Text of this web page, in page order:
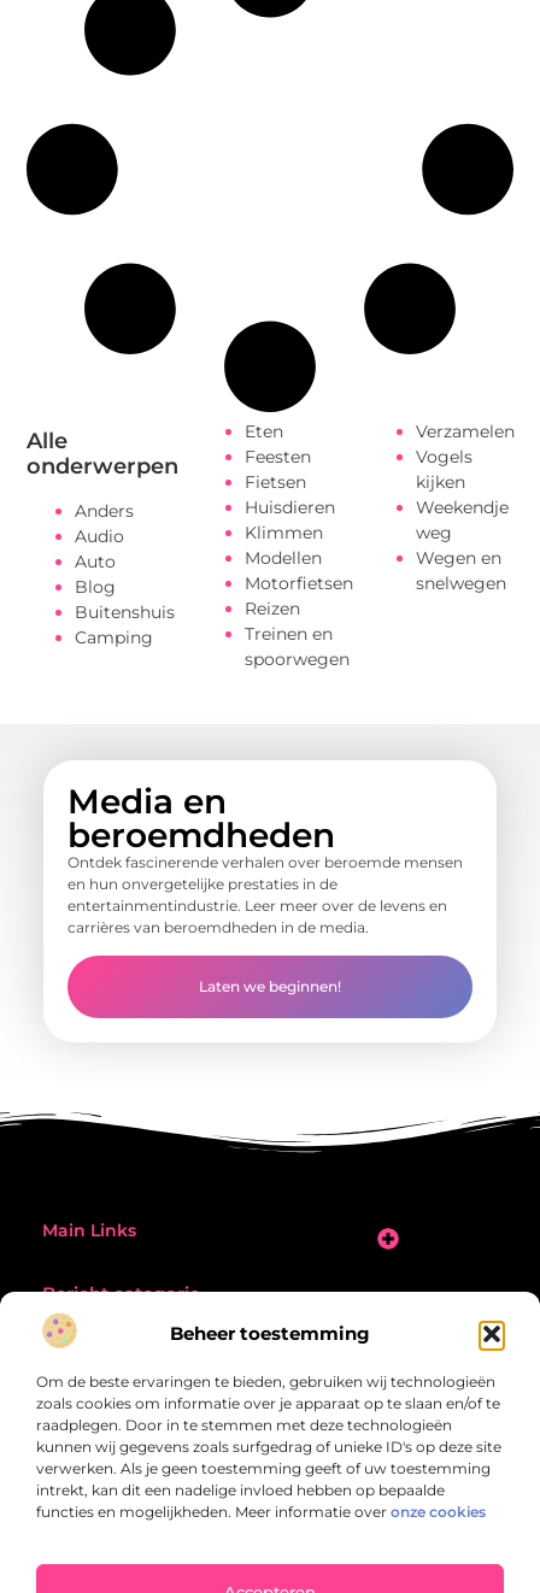
Beheer toestemming
Om de beste ervaringen te bieden, gebruiken wij technologieën
zoals cookies om informatie over je apparaat op te slaan en/of te
raadplegen. Door in te stemmen met deze technologieën
kunnen wij gegevens zoals surfgedrag of unieke ID's op deze site
verwerken. Als je geen toestemming geeft of uw toestemming
intrekt, kan dit een nadelige invloed hebben op bepaalde
functies en mogelijkheden. Meer informatie over onze cookies
Alle
onderwerpen
Anders
Audio
Auto
Blog
Buitenshuis
Camping
Eten
Feesten
Fietsen
Huisdieren
Klimmen
Modellen
Motorfietsen
Reizen
Treinen en
spoorwegen
Verzamelen
Vogels
kijken
Weekendje
weg
Wegen en
snelwegen
Media en
beroemdheden
Ontdek fascinerende verhalen over beroemde mensen
en hun onvergetelijke prestaties in de
entertainmentindustrie. Leer meer over de levens en
carrières van beroemdheden in de media.
Laten we beginnen!
Main Links
Bericht categorie
Topreisje.nl – Jouw bron voor onvergetelijke
belevenissen
Laat je verrassen door verhalen en inzichten die je nieuwsgierigheid